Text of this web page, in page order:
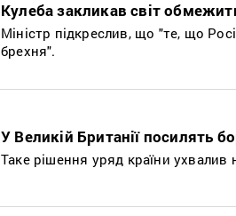
Кулеба закликав світ
Міністр підкреслив, що "те, що
брехня".
У Великій Британії посилять
Таке рішення уряд країни ухвалив